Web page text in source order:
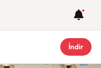
İndir